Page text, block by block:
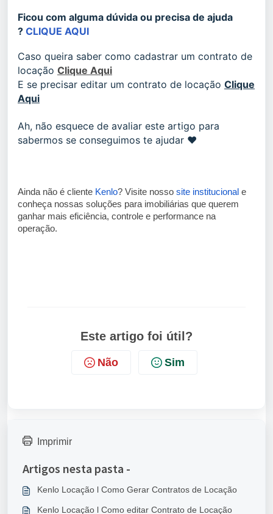
Ficou com alguma dúvida ou precisa de ajuda
? CLIQUE AQUI
Caso queira saber como cadastrar um contrato de
locação Clique Aqui
E se precisar editar um contrato de locação Clique
Aqui
Ah, não esquece de avaliar este artigo para
sabermos se conseguimos te ajudar ❤️
Open image-20250106-192054.png
Ainda não é cliente Kenlo? Visite nosso site institucional e
conheça nossas soluções para imobiliárias que querem
ganhar mais eficiência, controle e performance na
operação.
Este artigo foi útil?
Não Sim
Imprimir
Artigos nesta pasta -
Kenlo Locação l Como Gerar Contratos de Locação
Kenlo Locação l Como editar Contrato de Locação